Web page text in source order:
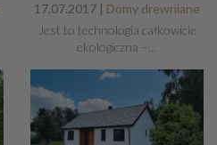
17.07.2017 | Domy drewniane
Jest to technologia całkowicie
ekologiczna –…